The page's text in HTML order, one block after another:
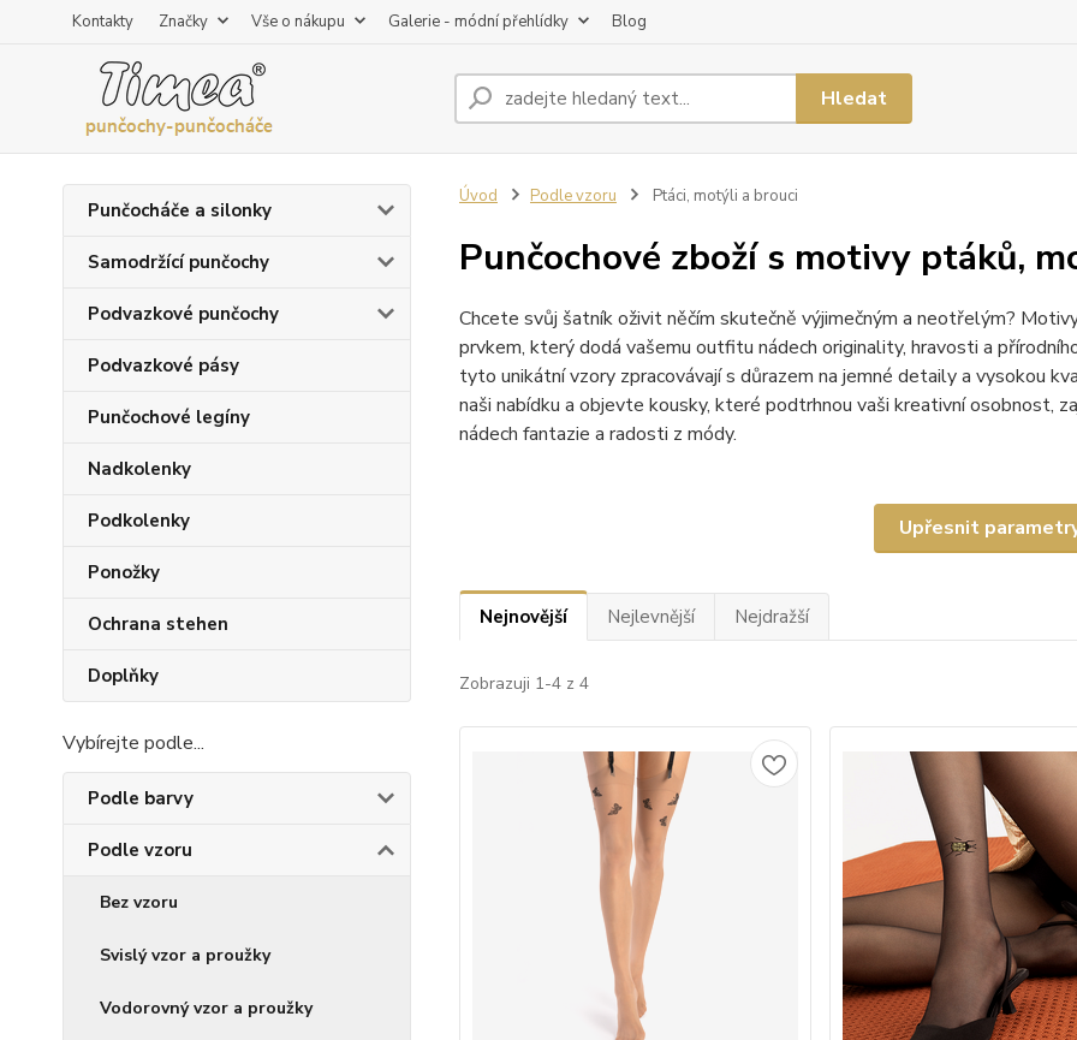
Kontakty Značky Vše o nákupu Galerie - módní přehlídky Blog
Hledat
Punčocháče a silonky
Samodržící punčochy
Podvazkové punčochy
Podvazkové pásy
Punčochové legíny
Nadkolenky
Podkolenky
Ponožky
Ochrana stehen
Doplňky
Vybírejte podle...
Podle barvy
Podle vzoru
Bez vzoru
Svislý vzor a proužky
Vodorovný vzor a proužky
Úvod Podle vzoru Ptáci, motýli a brouci
Punčochové zboží s motivy ptáků,
Chcete svůj šatník oživit něčím skutečně výjimečným a neotřelým?
prvkem, který dodá vašemu outfitu nádech originality, hravosti a
tyto unikátní vzory zpracovávají s důrazem na jemné detaily a vysokou
naši nabídku a objevte kousky, které podtrhnou vaši kreativní osobnost,
nádech fantazie a radosti z módy.
Upřesnit
Nejnovější Nejlevnější Nejdražší
Zobrazuji 1-4 z 4